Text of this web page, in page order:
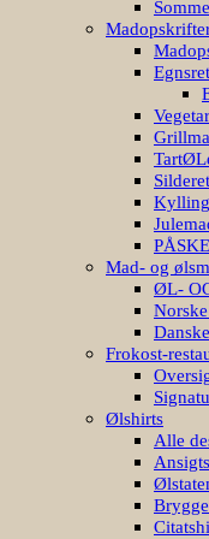
Kylling
Mad- og
ØL-
Frokost-
Ølshirts
Alle